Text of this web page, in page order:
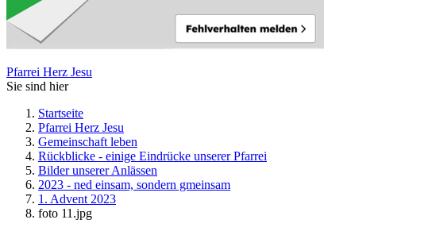
Pfarrei Herz Jesu
Sie sind hier
Startseite
Pfarrei Herz Jesu
Gemeinschaft leben
Rückblicke - einige Eindrücke unserer Pfarrei
Bilder unserer Anlässen
2023 - ned einsam, sondern gmeinsam
1. Advent 2023
foto 11.jpg